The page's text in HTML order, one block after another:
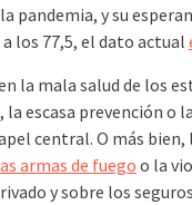
pandemia, y su
los 77,5, el dato actual
la mala salud de los
escasa prevención o
central. O más
armas de fuegoo la
y sobre los